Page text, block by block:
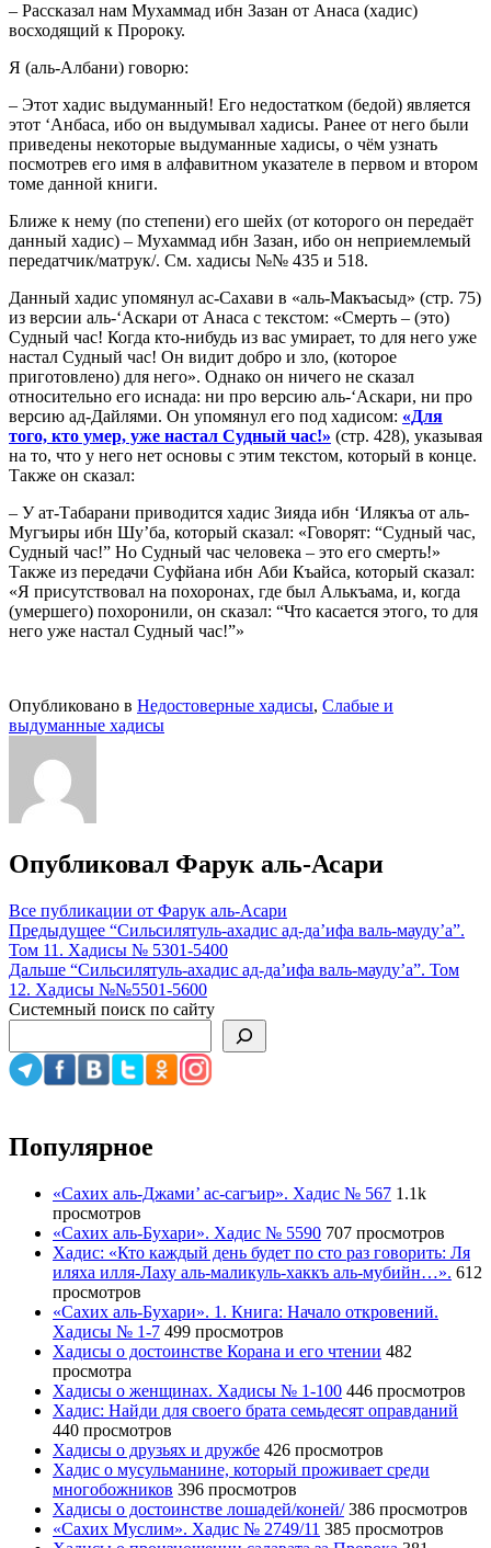
– Рассказал нам Мухаммад ибн Зазан от Анаса (хадис)
восходящий к Пророку.
Я (аль-Албани) говорю:
– Этот хадис выдуманный! Его недостатком (бедой) является
этот ‘Анбаса, ибо он выдумывал хадисы. Ранее от него были
приведены некоторые выдуманные хадисы, о чём узнать
посмотрев его имя в алфавитном указателе в первом и втором
томе данной книги.
Ближе к нему (по степени) его шейх (от которого он передаёт
данный хадис) – Мухаммад ибн Зазан, ибо он неприемлемый
передатчик/матрук/. См. хадисы №№ 435 и 518.
Данный хадис упомянул ас-Сахави в «аль-Макъасыд» (стр. 75)
из версии аль-‘Аскари от Анаса с текстом: «Смерть – (это)
Судный час! Когда кто-нибудь из вас умирает, то для него уже
настал Судный час! Он видит добро и зло, (которое
приготовлено) для него». Однако он ничего не сказал
относительно его иснада: ни про версию аль-‘Аскари, ни про
версию ад-Дайлями. Он упомянул его под хадисом: «Для
того, кто умер, уже настал Судный час!» (стр. 428), указывая
на то, что у него нет основы с этим текстом, который в конце.
Также он сказал:
– У ат-Табарани приводится хадис Зияда ибн ‘Илякъа от аль-
Мугъиры ибн Шу’ба, который сказал: «Говорят: “Судный час,
Судный час!” Но Судный час человека – это его смерть!»
Также из передачи Суфйана ибн Аби Къайса, который сказал:
«Я присутствовал на похоронах, где был Алькъама, и, когда
(умершего) похоронили, он сказал: “Что касается этого, то для
него уже настал Судный час!”»
Опубликовано в Недостоверные хадисы, Слабые и
выдуманные хадисы
Опубликовал Фарук аль-Асари
Все публикации от Фарук аль-Асари
Навигация
по
записям
Предыдущее “Сильсилятуль-ахадис ад-да’ифа валь-мауду’а”.
Том 11. Хадисы № 5301-5400
Дальше “Сильсилятуль-ахадис ад-да’ифа валь-мауду’а”. Том
12. Хадисы №№5501-5600
Системный поиск по сайту
Популярное
«Сахих аль-Джами’ ас-сагъир». Хадис № 567 1.1k
просмотров
«Сахих аль-Бухари». Хадис № 5590 707 просмотров
Хадис: «Кто каждый день будет по сто раз говорить: Ля
иляха илля-Лаху аль-маликуль-хаккъ аль-мубийн…». 612
просмотров
«Сахих аль-Бухари». 1. Книга: Начало откровений.
Хадисы № 1-7 499 просмотров
Хадисы о достоинстве Корана и его чтении 482
просмотра
Хадисы о женщинах. Хадисы № 1-100 446 просмотров
Хадис: Найди для своего брата семьдесят оправданий
440 просмотров
Хадисы о друзьях и дружбе 426 просмотров
Хадис о мусульманине, который проживает среди
многобожников 396 просмотров
Хадисы о достоинстве лошадей/коней/ 386 просмотров
«Сахих Муслим». Хадис № 2749/11 385 просмотров